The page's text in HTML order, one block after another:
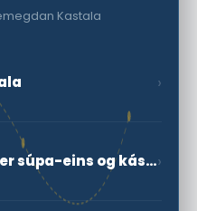
Kastala
›
Gentse Waterzooi er súpa-eins og kássu›